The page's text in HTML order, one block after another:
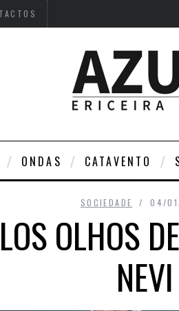
ONDAS CATAVENTO
SOCIEDADE 04/
OLHOS
NEVI